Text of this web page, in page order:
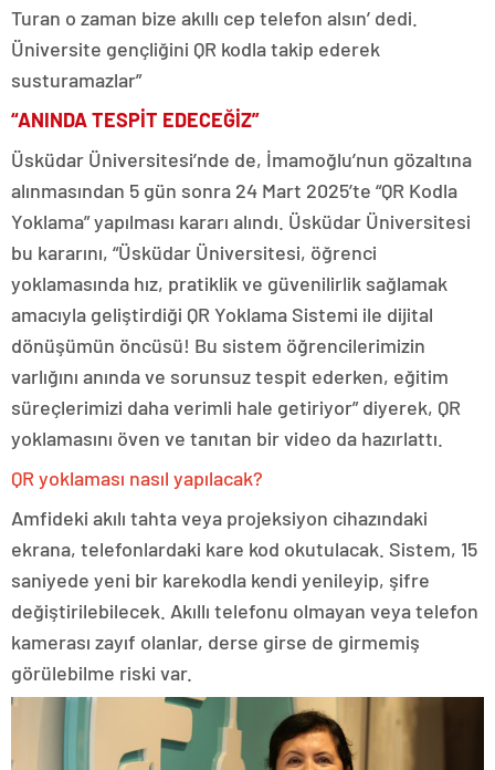
Turan o zaman bize akıllı cep telefon alsın’ dedi.
Üniversite gençliğini QR kodla takip ederek
susturamazlar”
“ANINDA TESPİT EDECEĞİZ”
Üsküdar Üniversitesi’nde de, İmamoğlu’nun gözaltına
alınmasından 5 gün sonra 24 Mart 2025’te “QR Kodla
Yoklama” yapılması kararı alındı. Üsküdar Üniversitesi
bu kararını, “Üsküdar Üniversitesi, öğrenci
yoklamasında hız, pratiklik ve güvenilirlik sağlamak
amacıyla geliştirdiği QR Yoklama Sistemi ile dijital
dönüşümün öncüsü! Bu sistem öğrencilerimizin
varlığını anında ve sorunsuz tespit ederken, eğitim
süreçlerimizi daha verimli hale getiriyor” diyerek, QR
yoklamasını öven ve tanıtan bir video da hazırlattı.
QR yoklaması nasıl yapılacak?
Amfideki akılı tahta veya projeksiyon cihazındaki
ekrana, telefonlardaki kare kod okutulacak. Sistem, 15
saniyede yeni bir karekodla kendi yenileyip, şifre
değiştirilebilecek. Akıllı telefonu olmayan veya telefon
kamerası zayıf olanlar, derse girse de girmemiş
görülebilme riski var.